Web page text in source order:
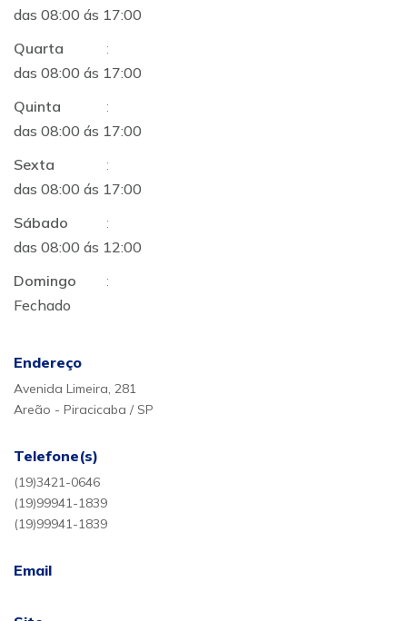
das 08:00 ás 17:00
Quarta
:
das 08:00 ás 17:00
Quinta
:
das 08:00 ás 17:00
Sexta
:
das 08:00 ás 17:00
Sábado
:
das 08:00 ás 12:00
Domingo
:
Fechado
Endereço
Avenida Limeira, 281
Areão - Piracicaba / SP
Telefone(s)
(19)3421-0646
(19)99941-1839
(19)99941-1839
Email